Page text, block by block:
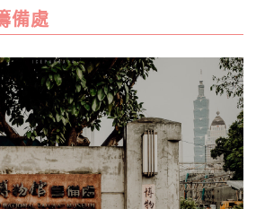
備處